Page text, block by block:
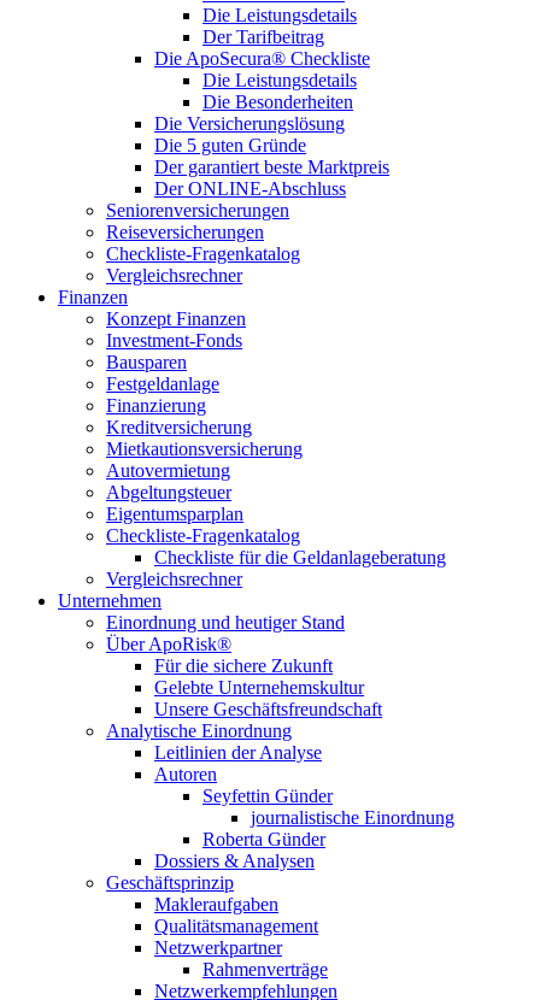
Die Leistungsdetails
Der Tarifbeitrag
Die ApoSecura® Checkliste
Die Leistungsdetails
Die Besonderheiten
Die Versicherungslösung
Die 5 guten Gründe
Der garantiert beste Marktpreis
Der ONLINE-Abschluss
Seniorenversicherungen
Reiseversicherungen
Checkliste-Fragenkatalog
Vergleichsrechner
Finanzen
Konzept Finanzen
Investment-Fonds
Bausparen
Festgeldanlage
Finanzierung
Kreditversicherung
Mietkautionsversicherung
Autovermietung
Abgeltungsteuer
Eigentumsparplan
Checkliste-Fragenkatalog
Checkliste für die Geldanlageberatung
Vergleichsrechner
Unternehmen
Einordnung und heutiger Stand
Über ApoRisk®
Für die sichere Zukunft
Gelebte Unternehemskultur
Unsere Geschäftsfreundschaft
Analytische Einordnung
Leitlinien der Analyse
Autoren
Seyfettin Günder
journalistische Einordnung
Roberta Günder
Dossiers & Analysen
Geschäftsprinzip
Makleraufgaben
Qualitätsmanagement
Netzwerkpartner
Rahmenverträge
Netzwerkempfehlungen